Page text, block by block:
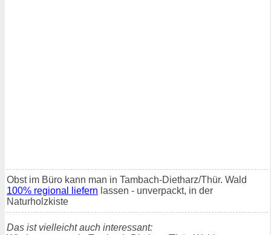
Obst im Büro kann man in Tambach-Dietharz/Thür. Wald
100% regional liefern lassen - unverpackt, in der
Naturholzkiste
Das ist vielleicht auch interessant: